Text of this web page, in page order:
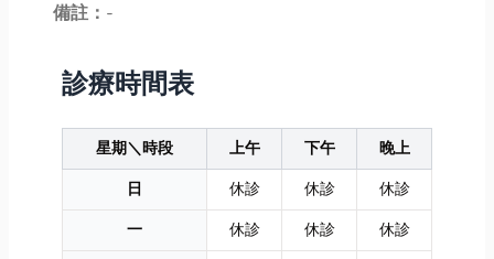
備註： -
診療時間表
星期＼時段 上午 下午
晚上
日
休診 休診
休診
一
休診 休診
休診